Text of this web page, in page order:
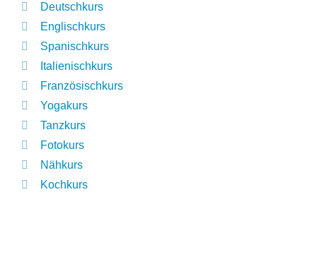
Deutschkurs
Englischkurs
Spanischkurs
Italienischkurs
Französischkurs
Yogakurs
Tanzkurs
Fotokurs
Nähkurs
Kochkurs